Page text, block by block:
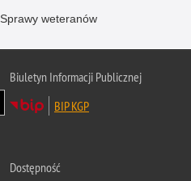
Sprawy weteranów
Biuletyn Informacji Publicznej
BIP KGP
Dostępność